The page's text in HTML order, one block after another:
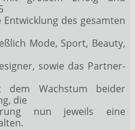
des gesamten
Mode, Sport, Beauty,
sowie das Partner-
dem Wachstum beider
die
nun jeweils eine